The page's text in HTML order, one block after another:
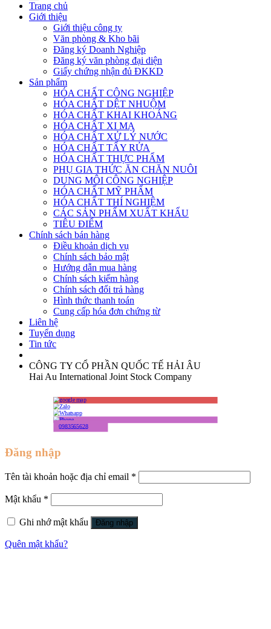
Trang chủ
Giới thiệu
Giới thiệu công ty
Văn phòng & Kho bãi
Đăng ký Doanh Nghiệp
Đăng ký văn phòng đại diện
Giấy chứng nhận đủ ĐKKD
Sản phẩm
HÓA CHẤT CÔNG NGHIỆP
HÓA CHẤT DỆT NHUỘM
HÓA CHẤT KHAI KHOÁNG
HÓA CHẤT XI MẠ
HÓA CHẤT XỬ LÝ NƯỚC
HÓA CHẤT TẨY RỬA
HÓA CHẤT THỰC PHẨM
PHỤ GIA THỨC ĂN CHĂN NUÔI
DUNG MÔI CÔNG NGHIỆP
HÓA CHẤT MỸ PHẨM
HÓA CHẤT THÍ NGHIỆM
CÁC SẢN PHẨM XUẤT KHẨU
TIÊU ĐIỂM
Chính sách bán hàng
Điều khoản dịch vụ
Chính sách bảo mật
Hướng dẫn mua hàng
Chính sách kiểm hàng
Chính sách đổi trả hàng
Hình thức thanh toán
Cung cấp hóa đơn chứng từ
Liên hệ
Tuyển dụng
Tin tức
CÔNG TY CỔ PHẦN QUỐC TẾ HẢI ÂU
Hai Au International Joint Stock Company
0983565628
Đăng nhập
Tên tài khoản hoặc địa chỉ email *
Mật khẩu *
Ghi nhớ mật khẩu Đăng nhập
Quên mật khẩu?